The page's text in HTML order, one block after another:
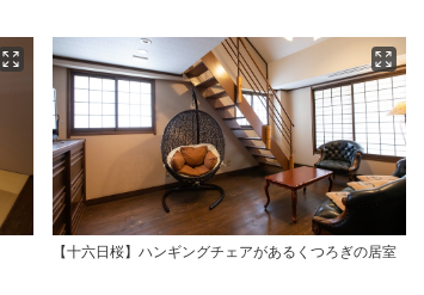
【十六日桜】ハンギングチェアがあるくつろぎの居室